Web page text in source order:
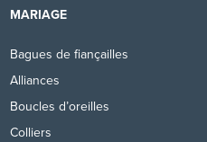
MARIAGE
Bagues de fiançailles
Alliances
Boucles d’oreilles
Colliers